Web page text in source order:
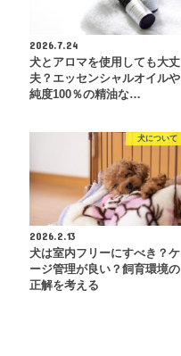
2026.7.24
犬とアロマを使用しても大丈
夫？エッセンシャルオイルや
純度100％の精油な…
犬について
2026.2.13
犬は室内フリーにすべき？ケ
ージ管理が良い？飼育環境の
正解を考える